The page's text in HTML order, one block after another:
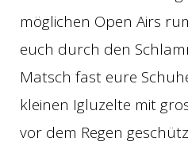
möglichen Open Airs
euch durch den
Matsch fast eure
kleinen Igluzelte mit
vor dem Regen